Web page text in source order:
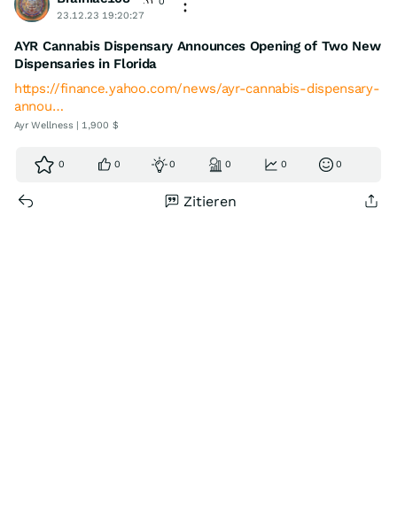
23.12.23 19:20:27
AYR Cannabis Dispensary Announces Opening of Two New
Dispensaries in Florida
https://finance.yahoo.com/news/ayr-cannabis-dispensary-
annou…
Ayr Wellness | 1,900 $
0 0 0 0 0 0
Zitieren